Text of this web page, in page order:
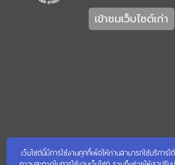
เข้าชมเว็บไซต์เก่า
เว็บไซต์นี้มีการใช้งานคุกกี้เพื่อให้ท่านสามารถใช้บริการ